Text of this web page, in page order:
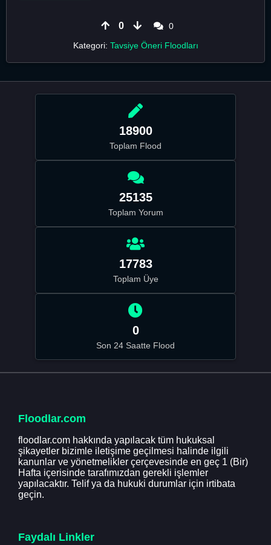
0
0
Kategori: Tavsiye Öneri Floodları
18900
Toplam Flood
25135
Toplam Yorum
17783
Toplam Üye
0
Son 24 Saatte Flood
Floodlar.com
floodlar.com hakkında yapılacak tüm hukuksal
şikayetler bizimle iletişime geçilmesi halinde ilgili
kanunlar ve yönetmelikler çerçevesinde en geç 1 (Bir)
Hafta içerisinde tarafımızdan gerekli işlemler
yapılacaktır. Telif ya da hukuki durumlar için irtibata
geçin.
Faydalı Linkler